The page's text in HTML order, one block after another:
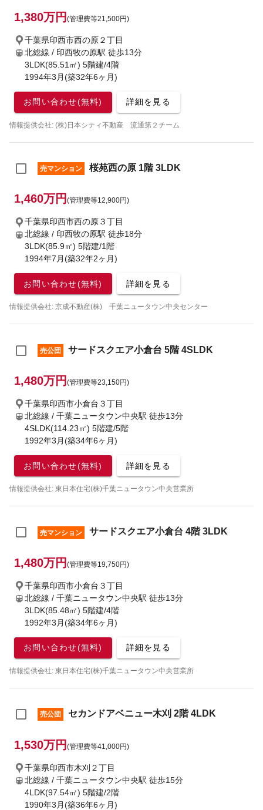
1,380万円 (管理費等21,500円)
千葉県印西市西の原２丁目
北総線 / 印西牧の原駅 徒歩13分
3LDK(85.51㎡) 5階建/4階
1994年3月(築32年6ヶ月)
お問い合わせ(無料) 詳細を見る
情報提供会社: (株)日本シティ不動産 流通第２チーム
売マンション 桜苑西の原 1階 3LDK
1,460万円 (管理費等12,900円)
千葉県印西市西の原３丁目
北総線 / 印西牧の原駅 徒歩18分
3LDK(85.9㎡) 5階建/1階
1994年7月(築32年2ヶ月)
お問い合わせ(無料) 詳細を見る
情報提供会社: 京成不動産(株) 千葉ニュータウン中央センター
売公団 サードスクエア小倉台 5階 4SLDK
1,480万円 (管理費等23,150円)
千葉県印西市小倉台３丁目
北総線 / 千葉ニュータウン中央駅 徒歩13分
4SLDK(114.23㎡) 5階建/5階
1992年3月(築34年6ヶ月)
お問い合わせ(無料) 詳細を見る
情報提供会社: 東日本住宅(株)千葉ニュータウン中央営業所
売マンション サードスクエア小倉台 4階 3LDK
1,480万円 (管理費等19,750円)
千葉県印西市小倉台３丁目
北総線 / 千葉ニュータウン中央駅 徒歩13分
3LDK(85.48㎡) 5階建/4階
1992年3月(築34年6ヶ月)
お問い合わせ(無料) 詳細を見る
情報提供会社: 東日本住宅(株)千葉ニュータウン中央営業所
売公団 セカンドアベニュー木刈 2階 4LDK
1,530万円 (管理費等41,000円)
千葉県印西市木刈２丁目
北総線 / 千葉ニュータウン中央駅 徒歩15分
4LDK(97.54㎡) 5階建/2階
1990年3月(築36年6ヶ月)